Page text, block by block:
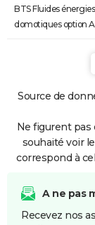
BTS Fluides énergies
domotiques option A
Source de
Ne figurent pas
souhaité voir
correspond à
A ne pas
Recevez nos